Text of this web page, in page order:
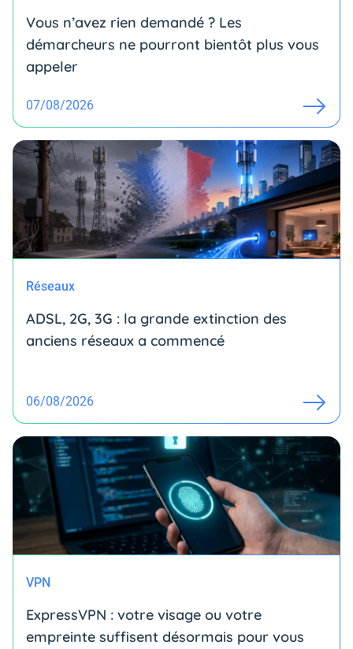
Vous n’avez rien demandé ? Les
démarcheurs ne pourront bientôt plus vous
appeler
07/08/2026
Réseaux
ADSL, 2G, 3G : la grande extinction des
anciens réseaux a commencé
06/08/2026
VPN
ExpressVPN : votre visage ou votre
empreinte suffisent désormais pour vous